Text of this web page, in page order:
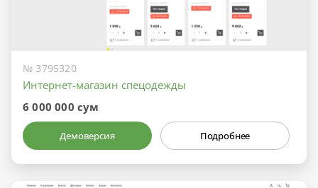
№ 3795320
Интернет-магазин спецодежды
6 000 000 сум
Демоверсия Подробнее